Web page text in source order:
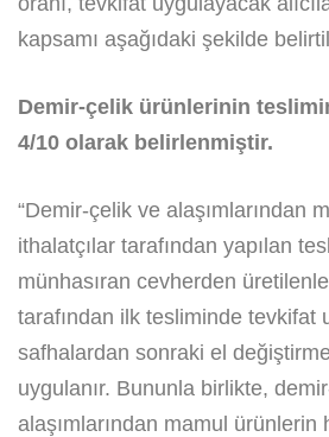
kapsamı aşağıdaki şekilde
Demir-çelik ürünlerinin
4/10 olarak belirlenmiştir.
“Demir-çelik ve alaşımlarından
ithalatçılar tarafından yapılan
münhasıran cevherden
tarafından ilk tesliminde tevkifat
safhalardan sonraki el
uygulanır. Bununla birlikte,
alaşımlarından mamul ürünlerin